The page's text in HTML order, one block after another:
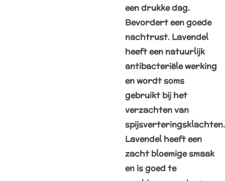
een drukke dag.
Bevordert een goede
nachtrust. Lavendel
heeft een natuurlijk
antibacteriële werking
en wordt soms
gebruikt bij het
verzachten van
spijsverteringsklachten.
Lavendel heeft een
zacht bloemige smaak
en is goed te